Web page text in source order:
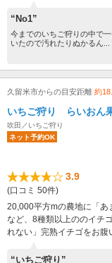
“No1”
今までのいちご狩りの中で
いたので汚れたりぬかるん...
久留米市からの目安距離 約
いちご狩り らいおん
吹田／いちご狩り
ネット予約OK
3.9
(口コミ 50件)
20,000平方mの農地に「あ
など、8種類以上ののイチ
れない」完熟イチゴをお腹
“いちご狩り”